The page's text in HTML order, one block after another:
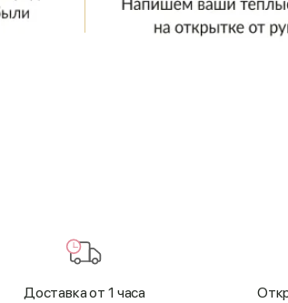
Доставка от 1 часа